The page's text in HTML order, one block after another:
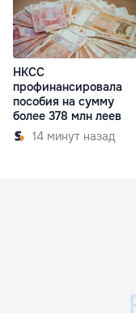
НКСС
профинансировала
пособия на сумму
более 378 млн леев
14 минут назад